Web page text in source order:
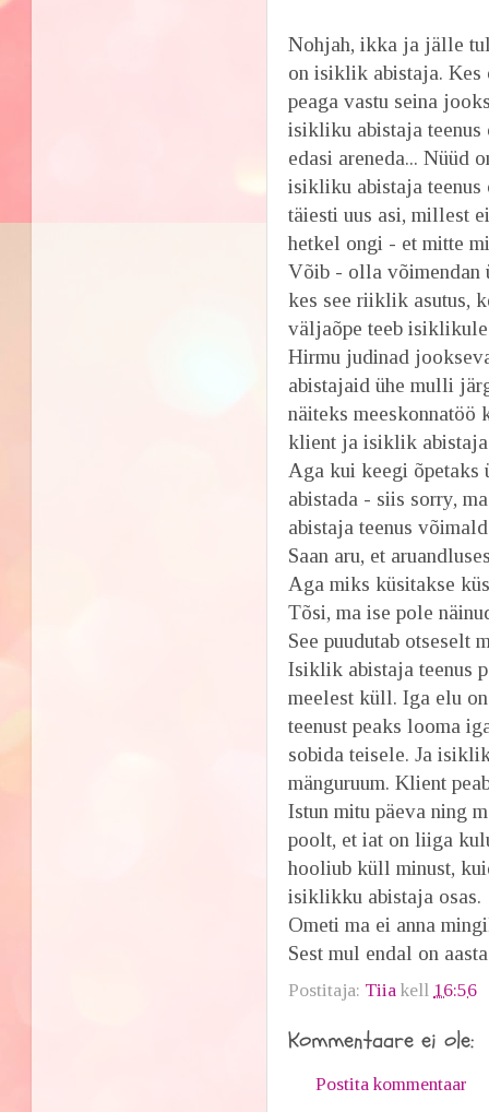
Nohjah, ikka ja jälle
on isiklik abistaja.
peaga vastu seina
isikliku abistaja
edasi areneda... Nüüd
isikliku abistaja
täiesti uus asi, millest
hetkel ongi - et mitte
Võib - olla võimendan
kes see riiklik asutus,
väljaõpe teeb
Hirmu judinad
abistajaid ühe mulli
näiteks meeskonnatöö
klient ja isiklik abistaja
Aga kui keegi
abistada - siis sorry,
abistaja teenus
Saan aru, et
Aga miks küsitakse
Tõsi, ma ise pole
See puudutab otseselt
Isiklik abistaja teenus
meelest küll. Iga elu
teenust peaks looma
sobida teisele. Ja
mänguruum. Klient
Istun mitu päeva ning
poolt, et iat on liiga
hooliub küll minust,
isiklikku abistaja osas.
Ometi ma ei anna
Sest mul endal on
Postitaja: Tiia kell 16:56
Kommentaare ei ole:
Postita kommentaar